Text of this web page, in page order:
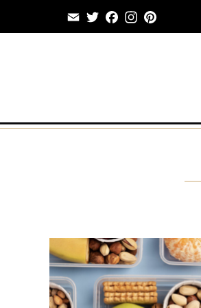
EmailTwitter
Facebook
Instagram